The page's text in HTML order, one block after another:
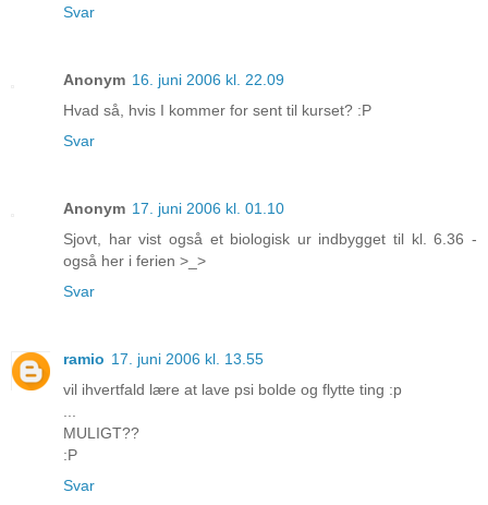
Svar
Anonym 16. juni 2006 kl. 22.09
Hvad så, hvis I kommer for sent til kurset? :P
Svar
Anonym 17. juni 2006 kl. 01.10
Sjovt, har vist også et biologisk ur indbygget til kl. 6.36 -
også her i ferien >_>
Svar
ramio 17. juni 2006 kl. 13.55
vil ihvertfald lære at lave psi bolde og flytte ting :p
MULIGT??
:P
Svar